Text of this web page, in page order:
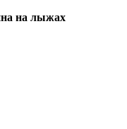
на лыжах